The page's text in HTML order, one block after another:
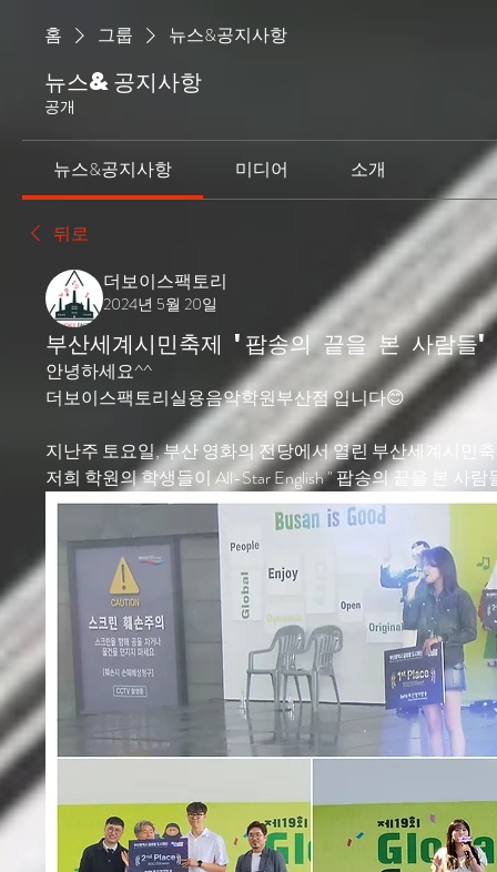
홈 그룹 뉴스&공지사항
뉴스&공지사항
공개
뉴스&공지사항 미디어 소개
뒤로
더보이스팩토리
2024년 5월 20일
부산세계시민축제 '팝송의 끝을 본 사람들'
안녕하세요^^
더보이스팩토리실용음악학원부산점 입니다😊
지난주 토요일, 부산 영화의 전당에서 열린 부산세계시민
저희 학원의 학생들이 All-Star English " 팝송의 끝을 본 사